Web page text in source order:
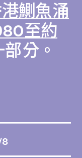
鰂魚涌
至約
分。
8